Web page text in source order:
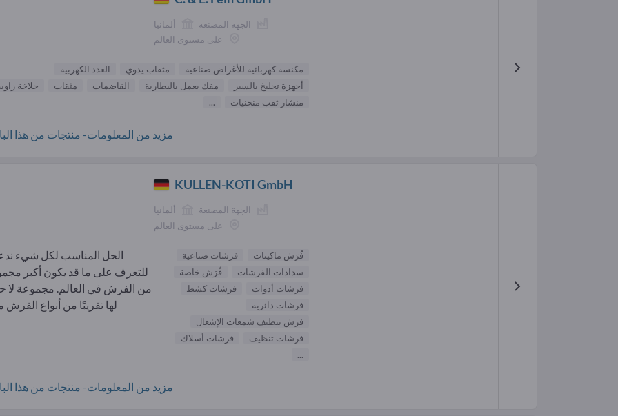
الجهة المصنعة
ألمانيا
على مستوى العالم
مكنسة كهربائية للأغراض صناعية مثقاب يدوي
العدد الكهربية
أجهزة تجليخ بالسير
مفك يعمل بالبطارية القاضمات مثقاب
جلاخة
منشار ثقب منحنيات
...
مزيد من المعلومات- منتجات من هذا
KULLEN-KOTI GmbH
الجهة المصنعة
ألمانيا
على مستوى العالم
فُرَش ماكينات
فرشات صناعية
سدادات الفرشات
فُرَش خاصة
فرشات أدوات
فرشات كشط
فرشات دائرية
فرش تنظيف شمعات الإشعال
فرشات تنظيف
فرشات أسلاك
...
الحل المناسب لكل شيء
للتعرف على ما قد يكون أكبر
من الفرش في العالم. مجموعة لا
لها تقريبًا من أنواع الفرش
مزيد من المعلومات- منتجات من هذا